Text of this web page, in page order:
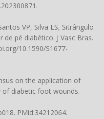
.
VP, Silva ES, Sitrângulo
de pé diabético. J Vasc Bras.
10.1590/S1677-
on the application of
of diabetic foot wounds.
. PMid:34212064.